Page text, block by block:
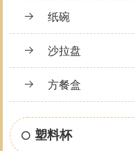
纸碗
沙拉盘
方餐盒
塑料杯